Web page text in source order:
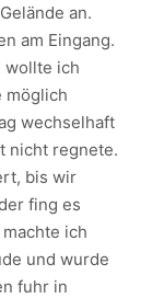
an.
am Eingang.
wollte ich
möglich
wechselhaft
nicht regnete.
bis wir
fing es
ich
und wurde
fuhr in